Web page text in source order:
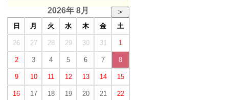
2026年 8月
>
日
月 火 水 木 金 土
26 27 28 29 30 31 1
2 3 4 5 6 7 8
9 10 11 12 13 14 15
16 17 18 19 20 21 22